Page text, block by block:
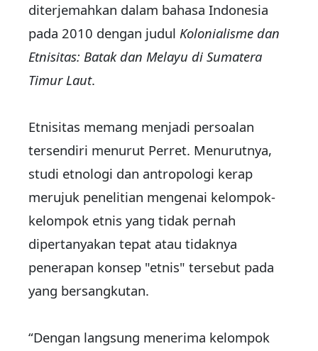
diterjemahkan dalam bahasa Indonesia
pada 2010 dengan judul Kolonialisme dan
Etnisitas: Batak dan Melayu di Sumatera
Timur Laut.
Etnisitas memang menjadi persoalan
tersendiri menurut Perret. Menurutnya,
studi etnologi dan antropologi kerap
merujuk penelitian mengenai kelompok-
kelompok etnis yang tidak pernah
dipertanyakan tepat atau tidaknya
penerapan konsep "etnis" tersebut pada
yang bersangkutan.
“Dengan langsung menerima kelompok